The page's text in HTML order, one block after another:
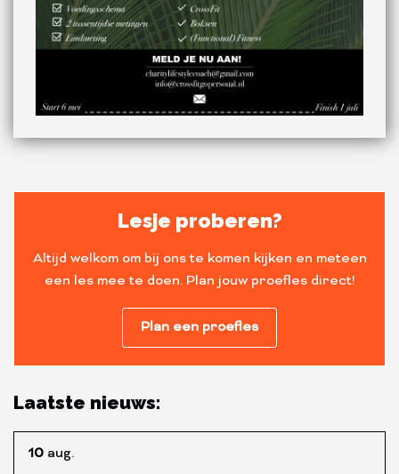
Lesje proberen?
Altijd welkom om bij ons te komen kijken en meteen
een les mee te doen. Plan jouw proefles direct!
Plan een proefles
Laatste nieuws:
10 aug.